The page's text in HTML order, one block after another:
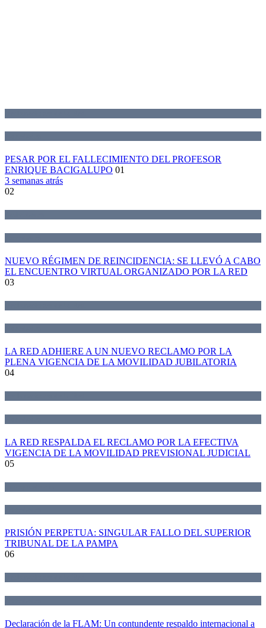
PESAR POR EL FALLECIMIENTO DEL PROFESOR
ENRIQUE BACIGALUPO 01
3 semanas atrás
02
NUEVO RÉGIMEN DE REINCIDENCIA: SE LLEVÓ A CABO
EL ENCUENTRO VIRTUAL ORGANIZADO POR LA RED
03
LA RED ADHIERE A UN NUEVO RECLAMO POR LA
PLENA VIGENCIA DE LA MOVILIDAD JUBILATORIA
04
LA RED RESPALDA EL RECLAMO POR LA EFECTIVA
VIGENCIA DE LA MOVILIDAD PREVISIONAL JUDICIAL
05
PRISIÓN PERPETUA: SINGULAR FALLO DEL SUPERIOR
TRIBUNAL DE LA PAMPA
06
Declaración de la FLAM: Un contundente respaldo internacional a